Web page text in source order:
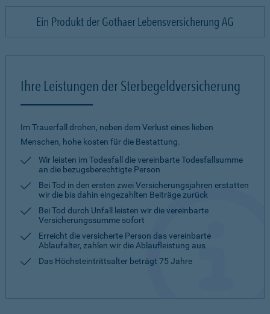
Ein Produkt der Gothaer Lebensversicherung AG
Ihre Leistungen der Sterbegeldversicherung
Im Trauerfall drohen, neben dem Verlust eines lieben
Menschen, hohe kosten für die Bestattung.
Wir leisten im Todesfall die vereinbarte Todesfallsumme
an die bezugsberechtigte Person
Bei Tod in den ersten zwei Versicherungsjahren erstatten
wir die bis dahin eingezahlten Beiträge zurück
Bei Tod durch Unfall leisten wir die vereinbarte
Versicherungssumme sofort
Erreicht die versicherte Person das vereinbarte
Ablaufalter, zahlen wir die Ablaufleistung aus
Das Höchsteintrittsalter beträgt 75 Jahre